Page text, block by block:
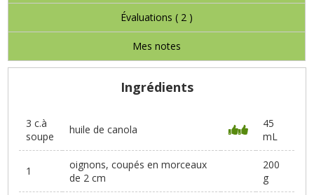
Évaluations ( 2 )
Mes notes
Ingrédients
3 c.à
soupe
huile de canola
45
mL
1
oignons, coupés en morceaux
de 2 cm
200
g